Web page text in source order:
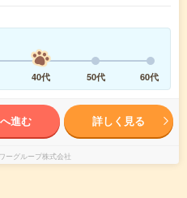
40代 50代 60代
進む 詳しく見る
ーグループ株式会社